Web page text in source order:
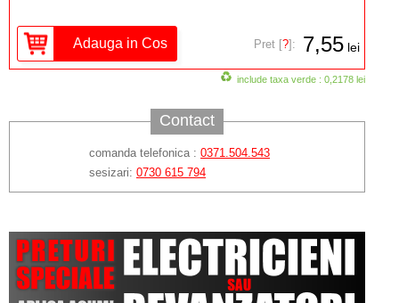
Pret [?]: 7,55 lei
include taxa verde : 0,2178 lei
Contact
comanda telefonica : 0371.504.543
sesizari: 0730 615 794